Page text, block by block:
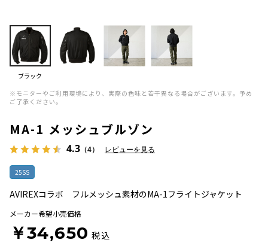
ブラック
※モニターやご利用環境により、実際の色味と若干異なる場合がございます。予め
ご了承ください。
25SS
AVIREXコラボ フルメッシュ素材のMA-1フライトジャケット
MA-1 メッシュブルゾン
4.3 （4） レビューを見る
メーカー希望小売価格
￥34,650 税込